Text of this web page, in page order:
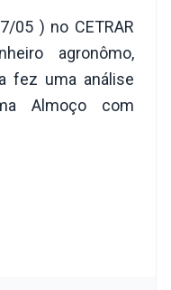
05 ) no CETRAR
agronômo,
fez uma análise
Almoço com